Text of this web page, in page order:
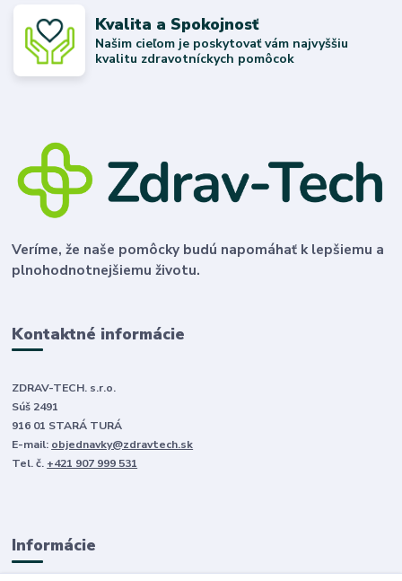
Kvalita a Spokojnosť
Našim cieľom je poskytovať vám najvyššiu
kvalitu zdravotníckych pomôcok
Veríme, že naše pomôcky budú napomáhať k lepšiemu a
plnohodnotnejšiemu životu.
Kontaktné informácie
ZDRAV-TECH. s.r.o.
Súš 2491
916 01 STARÁ TURÁ
E-mail: objednavky@zdravtech.sk
Tel. č. +421 907 999 531
Informácie